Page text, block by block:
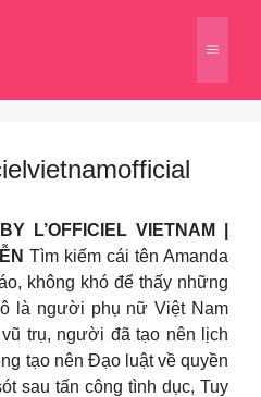
Menu
L’OFFICIEL VIETNAM |
Tìm kiếm cái tên Amanda
không khó để thấy những
là người phụ nữ Việt Nam
trụ, người đã tạo nên lịch
tạo nên Đạo luật về quyền
sau tấn công tình dục, Tuy